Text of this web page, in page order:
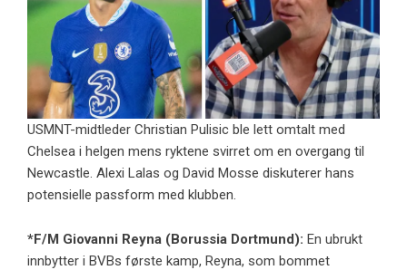
USMNT-midtleder Christian Pulisic ble lett omtalt med
Chelsea i helgen mens ryktene svirret om en overgang til
Newcastle. Alexi Lalas og David Mosse diskuterer hans
potensielle passform med klubben.
*F/M Giovanni Reyna (Borussia Dortmund): En ubrukt
innbytter i BVBs første kamp, ​​Reyna, som bommet